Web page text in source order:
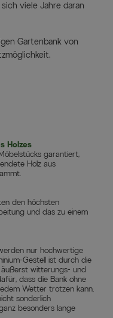
viele Jahre daran
Gartenbank von
Holzes
garantiert,
Holz aus
den höchsten
und das zu einem
nur hochwertige
Gestell ist durch die
witterungs- und
dass die Bank ohne
Wetter trotzen kann.
sonderlich
besonders lange